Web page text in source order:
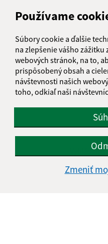
Používame
Súbory cookie a ďalšie
na zlepšenie vášho
webových stránok, na to,
prispôsobený obsah a
návštevnosti našich
toho, odkiaľ naši
Zmeniť
Ochrana